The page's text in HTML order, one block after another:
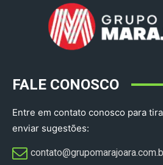
FALE CONOSCO
Entre em contato conosco para
enviar sugestões: